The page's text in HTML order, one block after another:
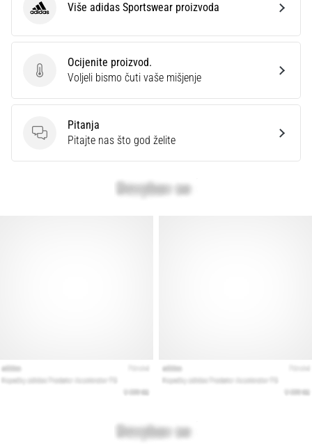
Ocijenite proizvod.
Ocijenite proizvod.
Voljeli bismo čuti vaše mišjenje
Pitanja
Pitanja
Pitajte nas što god želite
adidas Sportswear
Više adidas Sportswear proizvoda